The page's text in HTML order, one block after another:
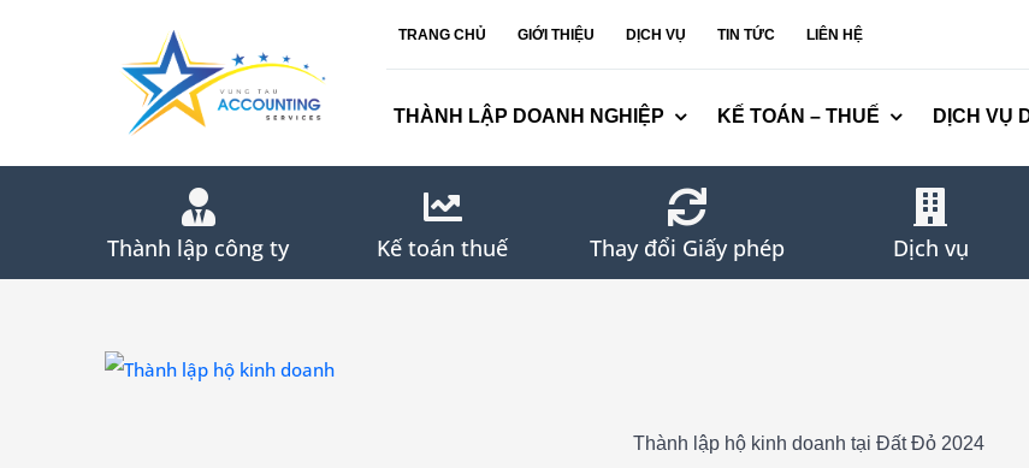
TRANG CHỦ GIỚI THIỆU DỊCH VỤ TIN TỨC LIÊN HỆ
THÀNH LẬP DOANH NGHIỆP KẾ TOÁN – THUẾ DỊCH VỤ
Thành lập công ty Kế toán thuế Thay đổi Giấy phép Dịch vụ
View
Thành lập hộ kinh doanh tại Đất Đỏ 2024